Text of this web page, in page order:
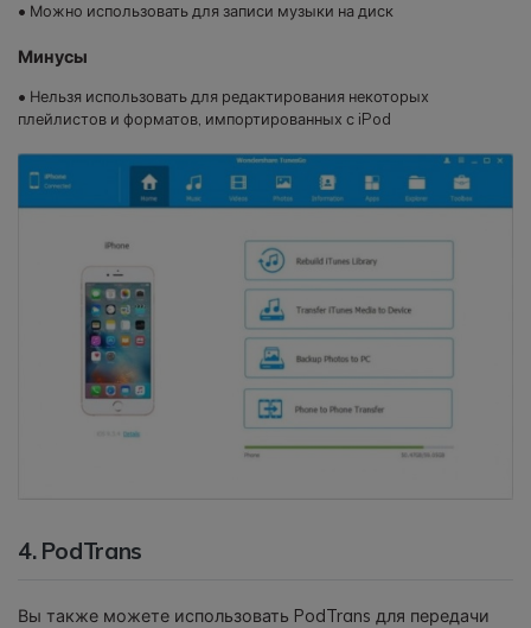
• Можно использовать для записи музыки на диск
Минусы
• Нельзя использовать для редактирования некоторых
плейлистов и форматов, импортированных с iPod
4. PodTrans
Вы также можете использовать PodTrans для передачи